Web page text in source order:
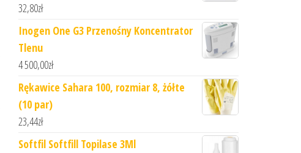
32,80zł
Inogen One G3 Przenośny Koncentrator
Tlenu
4 500,00zł
Rękawice Sahara 100, rozmiar 8, żółte
(10 par)
23,44zł
Softfil Softfill Topilase 3Ml